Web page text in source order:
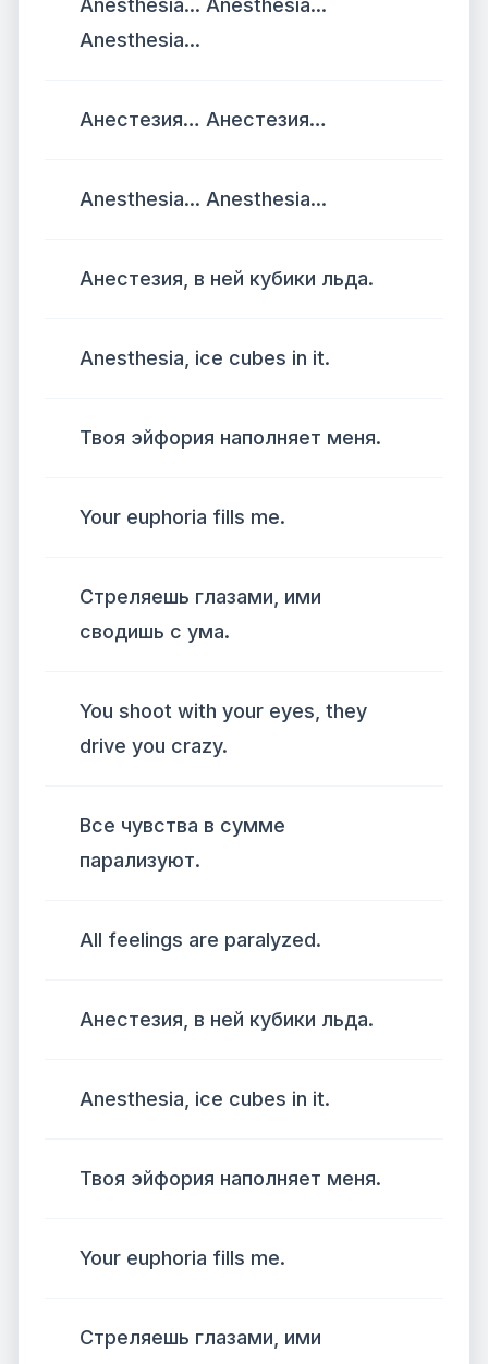
Anesthesia... Anesthesia...
Anesthesia...
Анестезия… Анестезия…
Anesthesia... Anesthesia...
Анестезия, в ней кубики льда.
Anesthesia, ice cubes in it.
Твоя эйфория наполняет меня.
Your euphoria fills me.
Стреляешь глазами, ими
сводишь с ума.
You shoot with your eyes, they
drive you crazy.
Все чувства в сумме
парализуют.
All feelings are paralyzed.
Анестезия, в ней кубики льда.
Anesthesia, ice cubes in it.
Твоя эйфория наполняет меня.
Your euphoria fills me.
Стреляешь глазами, ими